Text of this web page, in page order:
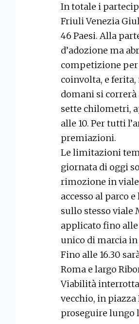
In totale i
Friuli Venezia
46 Paesi. Alla
d’adozione ma
competizione
coinvolta, e ferita,
domani si
sette chilometri,
alle 10. Per tutti
premiazioni.
Le limitazioni
giornata di oggi
rimozione in
accesso al parco
sullo stesso viale
applicato fino alle
unico di marcia
Fino alle 16.30
Roma e largo
Viabilità
vecchio, in
proseguire lungo